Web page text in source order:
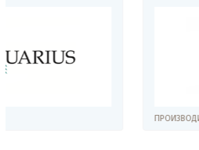
ПРОИЗВОДИТЕЛЬ, ИЗДАНИЕ КНИГ